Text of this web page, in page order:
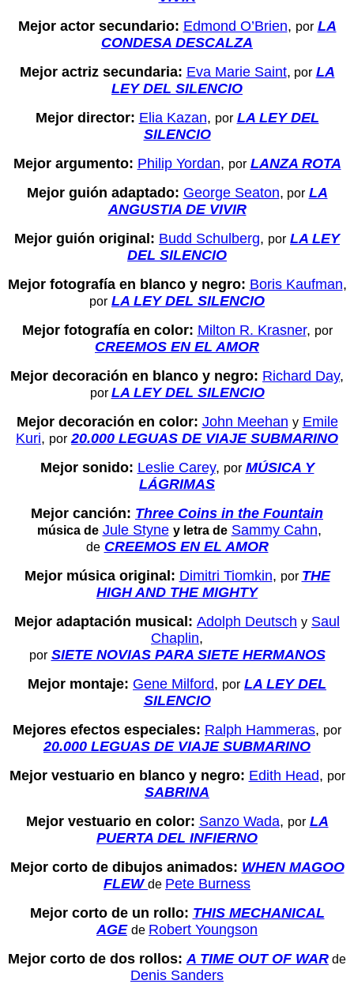
Mejor actor secundario: Edmond O’Brien, por LA
CONDESA DESCALZA
Mejor actriz secundaria: Eva Marie Saint, por LA
LEY DEL SILENCIO
Mejor director: Elia Kazan, por LA LEY DEL
SILENCIO
Mejor argumento: Philip Yordan, por LANZA ROTA
Mejor guión adaptado: George Seaton, por LA
ANGUSTIA DE VIVIR
Mejor guión original: Budd Schulberg, por LA LEY
DEL SILENCIO
Mejor fotografía en blanco y negro: Boris Kaufman,
por LA LEY DEL SILENCIO
Mejor fotografía en color: Milton R. Krasner, por
CREEMOS EN EL AMOR
Mejor decoración en blanco y negro: Richard Day,
por LA LEY DEL SILENCIO
Mejor decoración en color: John Meehan y Emile
Kuri, por 20.000 LEGUAS DE VIAJE SUBMARINO
Mejor sonido: Leslie Carey, por MÚSICA Y
LÁGRIMAS
Mejor canción: Three Coins in the Fountain
música de Jule Styne y letra de Sammy Cahn,
de CREEMOS EN EL AMOR
Mejor música original: Dimitri Tiomkin, por THE
HIGH AND THE MIGHTY
Mejor adaptación musical: Adolph Deutsch y Saul
Chaplin,
por SIETE NOVIAS PARA SIETE HERMANOS
Mejor montaje: Gene Milford, por LA LEY DEL
SILENCIO
Mejores efectos especiales: Ralph Hammeras, por
20.000 LEGUAS DE VIAJE SUBMARINO
Mejor vestuario en blanco y negro: Edith Head, por
SABRINA
Mejor vestuario en color: Sanzo Wada, por LA
PUERTA DEL INFIERNO
Mejor corto de dibujos animados: WHEN MAGOO
FLEW de Pete Burness
Mejor corto de un rollo: THIS MECHANICAL
AGE de Robert Youngson
Mejor corto de dos rollos: A TIME OUT OF WAR de
Denis Sanders